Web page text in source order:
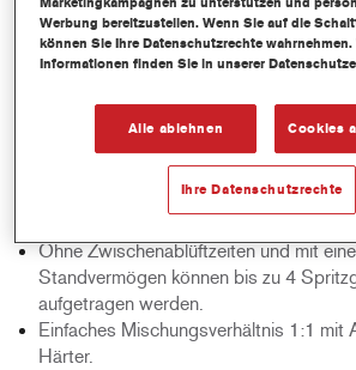
Produktmerkmale
Sehr beeindruckende
werden. Um die Trockenzeiten zu
Infrarot- oder forcierte Trocknung
Das hochwertige Erscheinungsbild und
Oberfläche führen zu einem besonders
Ohne Zwischenablüftzeiten und mit
Standvermögen können bis zu 4
aufgetragen werden.
Einfaches Mischungsverhältnis 1:1 mit
Härter.
Werbung bereitzustellen. Wenn Sie auf die
können Sie Ihre Datenschutzrechte wahrnehmen.
Informationen finden Sie in unserer
Alle ablehnen Cookies
Ihre Datenschutzrechte